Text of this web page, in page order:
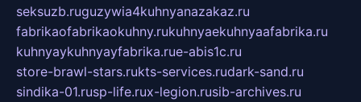
seksuzb.ruguzywia4kuhnyanazakaz.ru
fabrikaofabrikaokuhny.rukuhnyaekuhnyaafabrika.ru
kuhnyaykuhnyayfabrika.rue-abis1c.ru
store-brawl-stars.rukts-services.rudark-sand.ru
sindika-01.rusp-life.rux-legion.rusib-archives.ru